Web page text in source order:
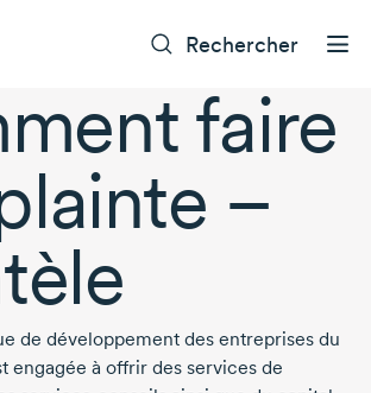
Rechercher
faire
–
de développement des entreprises du
engagée à offrir des services de